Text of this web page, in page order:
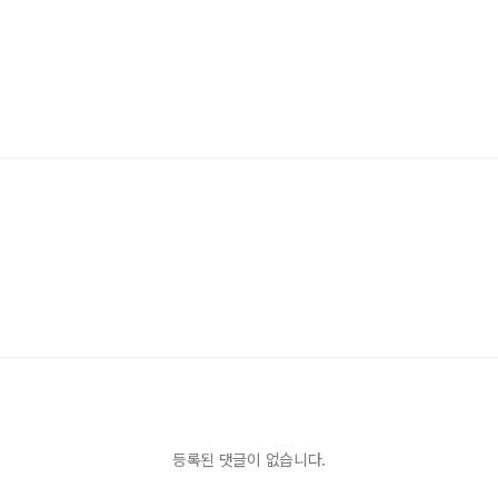
등록된 댓글이 없습니다.